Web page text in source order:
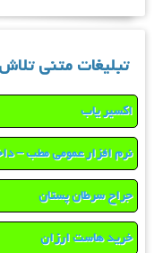
تبلیغات متنی تلاش
اکسیر یاب
نرم افزار عمومی مطب –
جراح سرطان پستان
خرید هاست ارزان